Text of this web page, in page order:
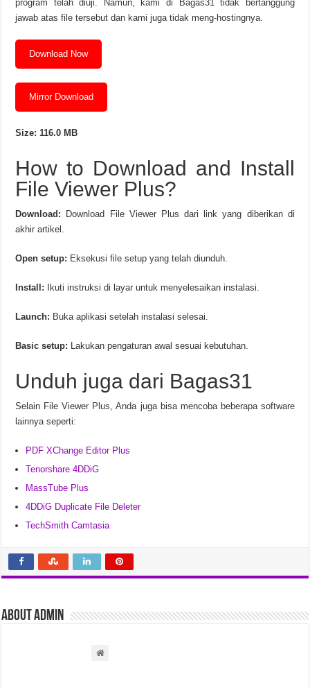
program telah diuji. Namun, kami di Bagas31 tidak bertanggung
jawab atas file tersebut dan kami juga tidak meng-hostingnya.
Download Now
Mirror Download
Size: 116.0 MB
How to Download and Install
File Viewer Plus?
Download: Download File Viewer Plus dari link yang diberikan di
akhir artikel.
Open setup: Eksekusi file setup yang telah diunduh.
Install: Ikuti instruksi di layar untuk menyelesaikan instalasi.
Launch: Buka aplikasi setelah instalasi selesai.
Basic setup: Lakukan pengaturan awal sesuai kebutuhan.
Unduh juga dari Bagas31
Selain File Viewer Plus, Anda juga bisa mencoba beberapa software
lainnya seperti:
PDF XChange Editor Plus
Tenorshare 4DDiG
MassTube Plus
4DDiG Duplicate File Deleter
TechSmith Camtasia
About admin